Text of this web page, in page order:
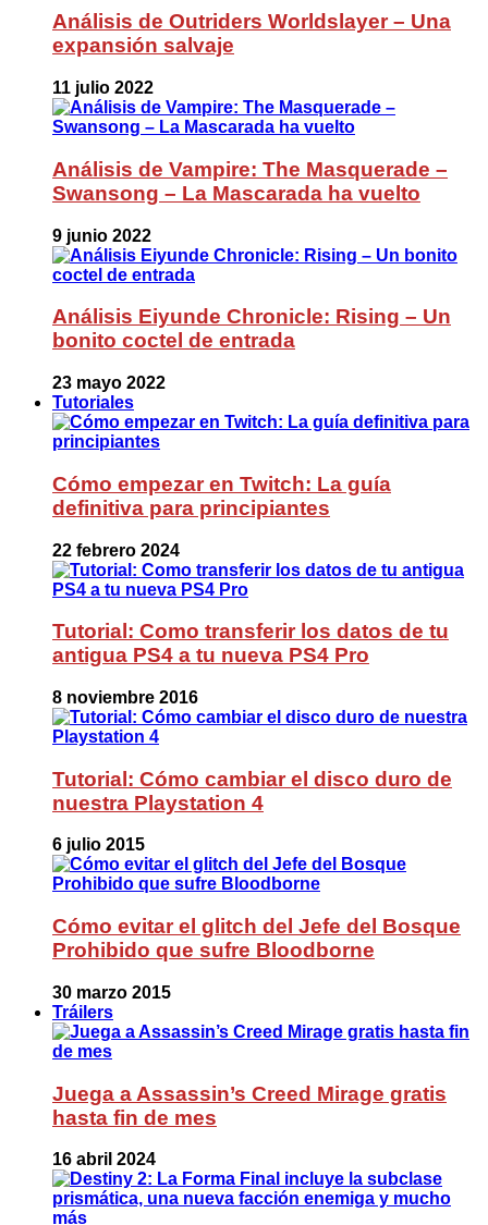
Análisis de Outriders Worldslayer – Una
expansión salvaje
11 julio 2022
Análisis de Vampire: The Masquerade –
Swansong – La Mascarada ha vuelto
9 junio 2022
Análisis Eiyunde Chronicle: Rising – Un
bonito coctel de entrada
23 mayo 2022
Tutoriales
Cómo empezar en Twitch: La guía
definitiva para principiantes
22 febrero 2024
Tutorial: Como transferir los datos de tu
antigua PS4 a tu nueva PS4 Pro
8 noviembre 2016
Tutorial: Cómo cambiar el disco duro de
nuestra Playstation 4
6 julio 2015
Cómo evitar el glitch del Jefe del Bosque
Prohibido que sufre Bloodborne
30 marzo 2015
Tráilers
Juega a Assassin’s Creed Mirage gratis
hasta fin de mes
16 abril 2024